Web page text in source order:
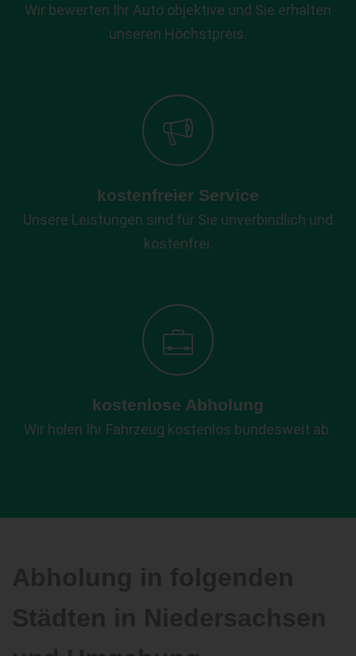
Wir bewerten Ihr Auto objektive und Sie erhalten
unseren Höchstpreis.
kostenfreier Service
Unsere Leistungen sind für Sie unverbindlich und
kostenfrei.
kostenlose Abholung
Wir holen Ihr Fahrzeug kostenlos bundesweit ab.